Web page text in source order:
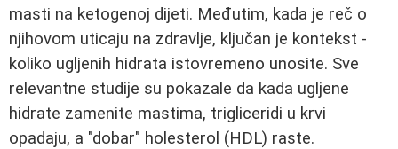
masti na ketogenoj dijeti. Međutim, kada je reč o
njihovom uticaju na zdravlje, ključan je kontekst -
koliko ugljenih hidrata istovremeno unosite. Sve
relevantne studije su pokazale da kada ugljene
hidrate zamenite mastima, trigliceridi u krvi
opadaju, a "dobar" holesterol (HDL) raste.